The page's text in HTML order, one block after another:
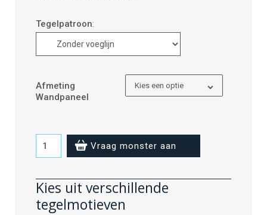
Tegelpatroon:
Afmeting
Wandpaneel
Kies een optie
Light
Sand
zonder
voeglijn
Vraag monster aan
Kies uit verschillende
tegelmotieven